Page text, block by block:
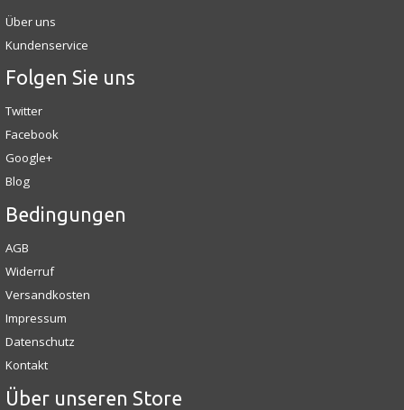
Über uns
Kundenservice
Folgen Sie uns
Twitter
Facebook
Google+
Blog
Bedingungen
AGB
Widerruf
Versandkosten
Impressum
Datenschutz
Kontakt
Über unseren Store